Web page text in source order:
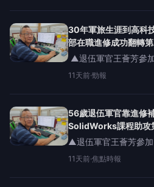
園報導】因應AI應用
續浪潮，企業對
30年軍旅生涯到高科
部在職進修成功翻轉
▲退伍軍官王薈芳參
進修SolidWorks，助
用快速發展、數位轉
域人
11天前·勁報
56歲退伍軍官靠進修
SolidWorks課程助攻
▲退伍軍官王薈芳參
進修SolidWorks，助
用快速發展、數位轉
11天前·焦點時報